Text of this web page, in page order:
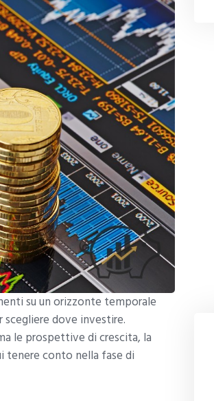
su un orizzonte temporale
scegliere dove investire.
le prospettive di crescita, la
tenere conto nella fase di